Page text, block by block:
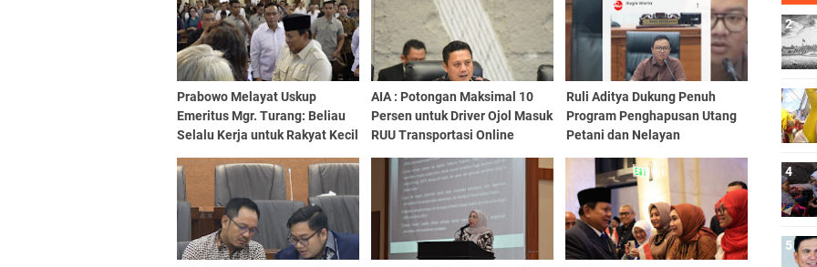
Prabowo Melayat Uskup
Emeritus Mgr. Turang: Beliau
Selalu Kerja untuk Rakyat Kecil
AIA : Potongan Maksimal 10
Persen untuk Driver Ojol Masuk
RUU Transportasi Online
Ruli Aditya Dukung Penuh
Program Penghapusan Utang
Petani dan Nelayan